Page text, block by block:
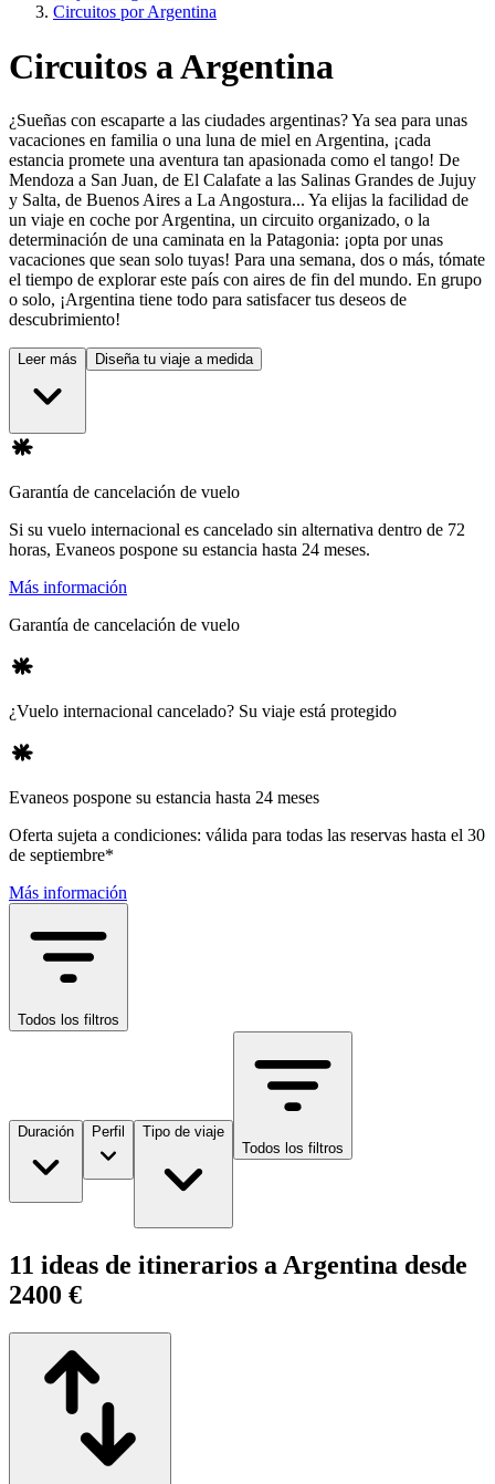
Circuitos por Argentina
Circuitos a Argentina
¿Sueñas con escaparte a las ciudades argentinas? Ya sea para unas
vacaciones en familia o una luna de miel en Argentina, ¡cada
estancia promete una aventura tan apasionada como el tango! De
Mendoza a San Juan, de El Calafate a las Salinas Grandes de Jujuy
y Salta, de Buenos Aires a La Angostura... Ya elijas la facilidad de
un viaje en coche por Argentina, un circuito organizado, o la
determinación de una caminata en la Patagonia: ¡opta por unas
vacaciones que sean solo tuyas! Para una semana, dos o más, tómate
el tiempo de explorar este país con aires de fin del mundo. En grupo
o solo, ¡Argentina tiene todo para satisfacer tus deseos de
descubrimiento!
Leer más Diseña tu viaje a medida
Garantía de cancelación de vuelo
Si su vuelo internacional es cancelado sin alternativa dentro de 72
horas, Evaneos pospone su estancia hasta 24 meses.
Más información
Garantía de cancelación de vuelo
¿Vuelo internacional cancelado? Su viaje está protegido
Evaneos pospone su estancia hasta 24 meses
Oferta sujeta a condiciones: válida para todas las reservas hasta el 30
de septiembre*
Más información
Todos los filtros
Duración Perfil
Tipo de viaje
Todos los filtros
11 ideas de itinerarios a Argentina desde
2400 €